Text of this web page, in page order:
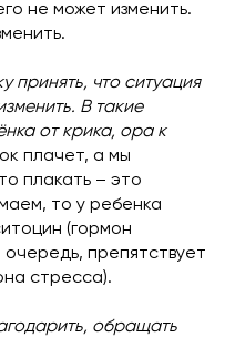
не может изменить.
принять, что ситуация
В такие
от крика, ора к
плачет, а мы
плакать – это
то у ребенка
(гормон
очередь, препятствует
стресса).
обращать